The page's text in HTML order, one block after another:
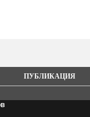
ПУБЛИКАЦИЯ